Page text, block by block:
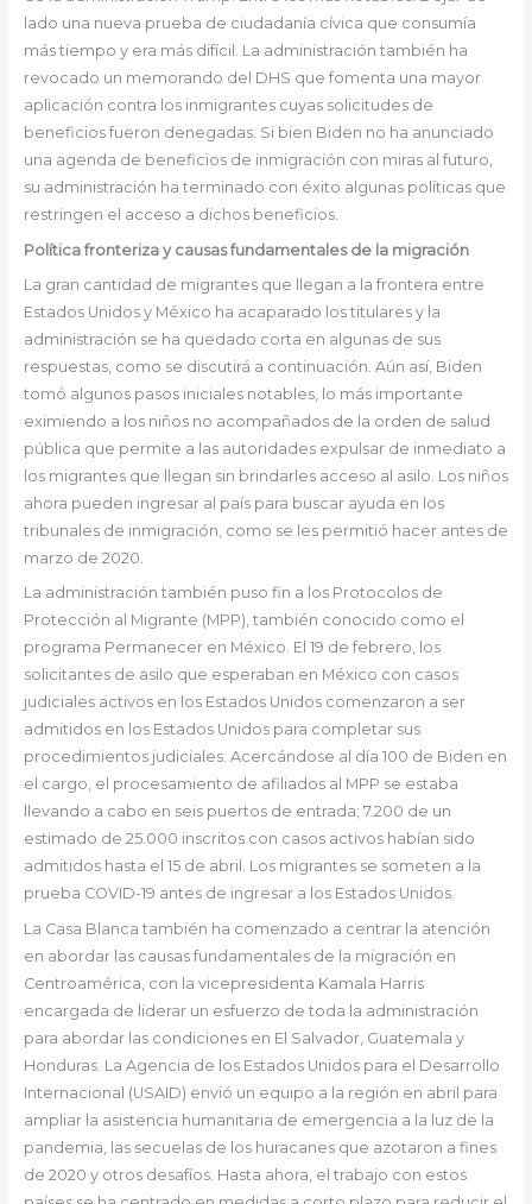
lado una nueva prueba de ciudadanía cívica que consumía
más tiempo y era más difícil. La administración también ha
revocado un memorando del DHS que fomenta una mayor
aplicación contra los inmigrantes cuyas solicitudes de
beneficios fueron denegadas. Si bien Biden no ha anunciado
una agenda de beneficios de inmigración con miras al futuro,
su administración ha terminado con éxito algunas políticas que
restringen el acceso a dichos beneficios.
Política fronteriza y causas fundamentales de la migración
La gran cantidad de migrantes que llegan a la frontera entre
Estados Unidos y México ha acaparado los titulares y la
administración se ha quedado corta en algunas de sus
respuestas, como se discutirá a continuación. Aún así, Biden
tomó algunos pasos iniciales notables, lo más importante
eximiendo a los niños no acompañados de la orden de salud
pública que permite a las autoridades expulsar de inmediato a
los migrantes que llegan sin brindarles acceso al asilo. Los niños
ahora pueden ingresar al país para buscar ayuda en los
tribunales de inmigración, como se les permitió hacer antes de
marzo de 2020.
La administración también puso fin a los Protocolos de
Protección al Migrante (MPP), también conocido como el
programa Permanecer en México. El 19 de febrero, los
solicitantes de asilo que esperaban en México con casos
judiciales activos en los Estados Unidos comenzaron a ser
admitidos en los Estados Unidos para completar sus
procedimientos judiciales. Acercándose al día 100 de Biden en
el cargo, el procesamiento de afiliados al MPP se estaba
llevando a cabo en seis puertos de entrada; 7.200 de un
estimado de 25.000 inscritos con casos activos habían sido
admitidos hasta el 15 de abril. Los migrantes se someten a la
prueba COVID-19 antes de ingresar a los Estados Unidos.
La Casa Blanca también ha comenzado a centrar la atención
en abordar las causas fundamentales de la migración en
Centroamérica, con la vicepresidenta Kamala Harris
encargada de liderar un esfuerzo de toda la administración
para abordar las condiciones en El Salvador, Guatemala y
Honduras. La Agencia de los Estados Unidos para el Desarrollo
Internacional (USAID) envió un equipo a la región en abril para
ampliar la asistencia humanitaria de emergencia a la luz de la
pandemia, las secuelas de los huracanes que azotaron a fines
de 2020 y otros desafíos. Hasta ahora, el trabajo con estos